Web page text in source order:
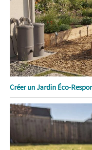
Créer un Jardin Éco-